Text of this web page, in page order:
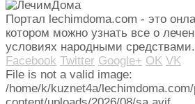
Портал lechimdoma.com - это
котором можно узнать все о
условиях народными средствами.
Facebook Twitter Google+ OK VK
File is not a valid image:
/home/k/kuznet4a/